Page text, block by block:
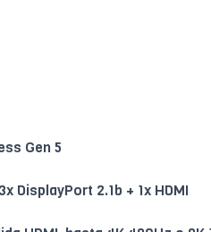
Gen 5
DisplayPort 2.1b + 1x HDMI